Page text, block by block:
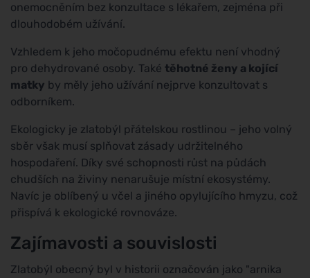
onemocněním bez konzultace s lékařem, zejména při
dlouhodobém užívání.
Vzhledem k jeho močopudnému efektu není vhodný
pro dehydrované osoby. Také těhotné ženy a kojící
matky by měly jeho užívání nejprve konzultovat s
odborníkem.
Ekologicky je zlatobýl přátelskou rostlinou – jeho volný
sběr však musí splňovat zásady udržitelného
hospodaření. Díky své schopnosti růst na půdách
chudších na živiny nenarušuje místní ekosystémy.
Navíc je oblíbený u včel a jiného opylujícího hmyzu, což
přispívá k ekologické rovnováze.
Zajímavosti a souvislosti
Zlatobýl obecný byl v historii označován jako "arnika